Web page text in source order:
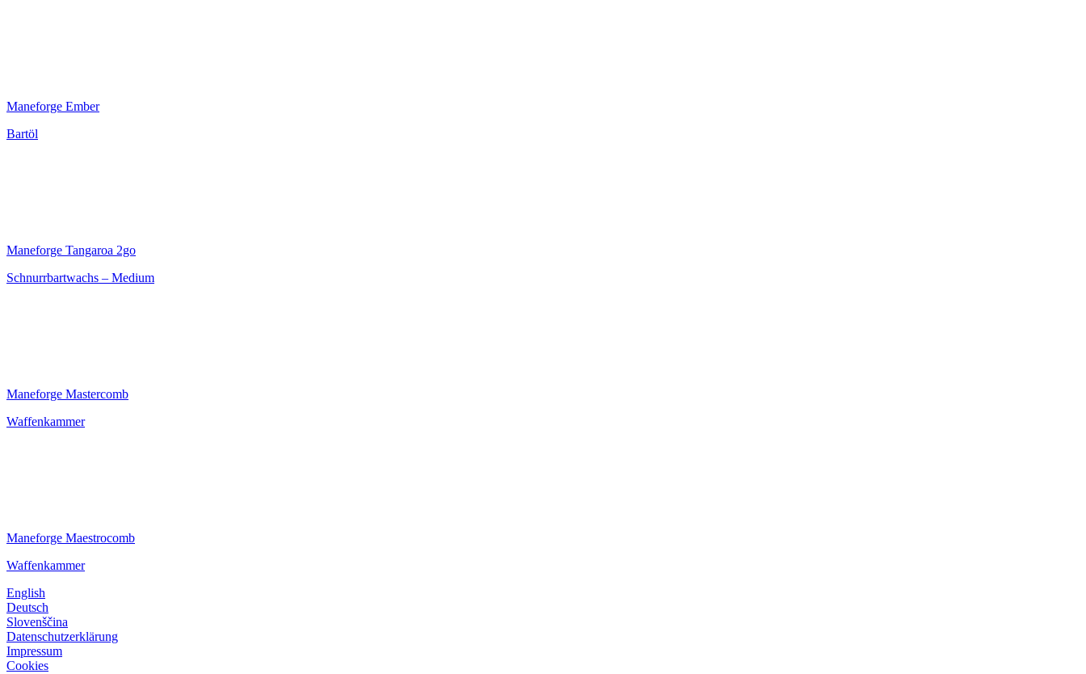
Maneforge Ember
Bartöl
Maneforge Tangaroa 2go
Schnurrbartwachs – Medium
Maneforge Mastercomb
Waffenkammer
Maneforge Maestrocomb
Waffenkammer
English
Deutsch
Slovenščina
Datenschutzerklärung
Impressum
Cookies